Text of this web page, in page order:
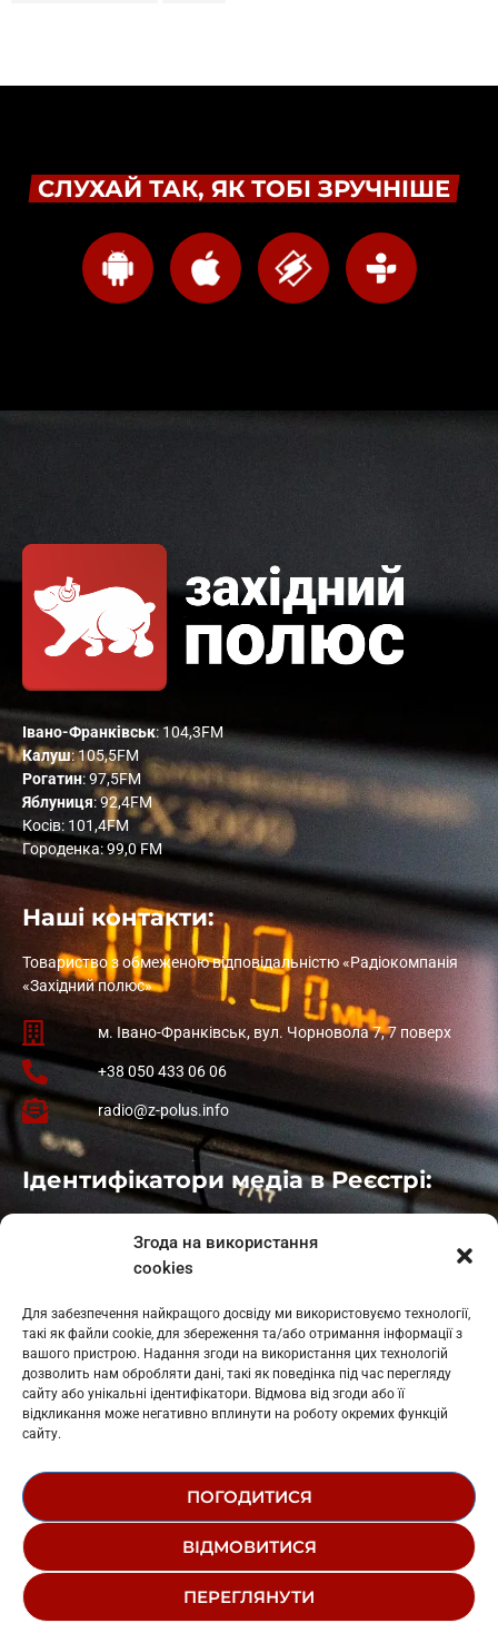
Згода на використання
cookies
Для забезпечення найкращого досвіду ми використовуємо технології,
такі як файли cookie, для збереження та/або отримання інформації з
вашого пристрою. Надання згоди на використання цих технологій
дозволить нам обробляти дані, такі як поведінка під час перегляду
сайту або унікальні ідентифікатори. Відмова від згоди або її
відкликання може негативно вплинути на роботу окремих функцій
сайту.
ПОГОДИТИСЯ
ВІДМОВИТИСЯ
ПЕРЕГЛЯНУТИ
СЛУХАЙ ТАК, ЯК ТОБІ ЗРУЧНІШЕ
Івано-Франківськ: 104,3FM
Калуш: 105,5FM
Рогатин: 97,5FM
Яблуниця: 92,4FM
Косів: 101,4FM
Городенка: 99,0 FM
Наші контакти:
Товариство з обмеженою відповідальністю «Радіокомпанія
«Західний полюс»
м. Івано-Франківськ, вул. Чорновола 7, 7 поверх
+38 050 433 06 06
radio@z-polus.info
Ідентифікатори медіа в Реєстрі:
: L11-01410
: L11-01801
Косів: L11-01805
Гарасимів: L11-02274
© 1995-2026 РК «ЗАХІДНИЙ ПОЛЮС»
РЕДАКЦІЙНИЙ СТАТУТ
СТРУКТУРА ВЛАСНОСТІ